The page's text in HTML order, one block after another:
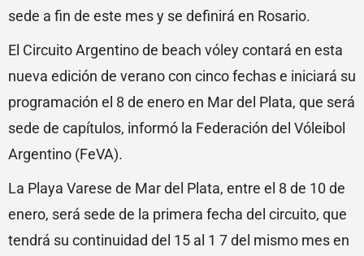
sede a fin de este mes y se definirá en Rosario.
El Circuito Argentino de beach vóley contará en esta
nueva edición de verano con cinco fechas e iniciará su
programación el 8 de enero en Mar del Plata, que será
sede de capítulos, informó la Federación del Vóleibol
Argentino (FeVA).
La Playa Varese de Mar del Plata, entre el 8 de 10 de
enero, será sede de la primera fecha del circuito, que
tendrá su continuidad del 15 al 1 7 del mismo mes en